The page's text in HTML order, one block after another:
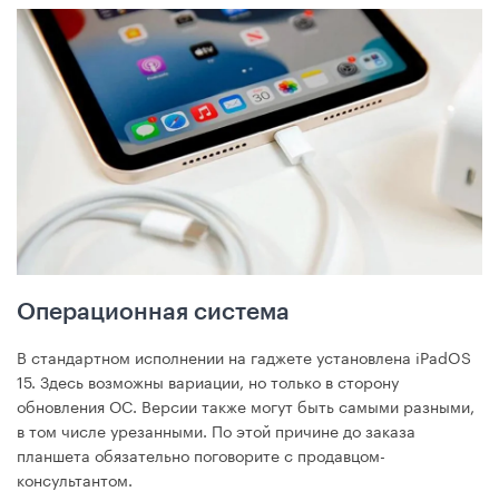
Операционная система
В стандартном исполнении на гаджете установлена iPadOS
15. Здесь возможны вариации, но только в сторону
обновления ОС. Версии также могут быть самыми разными,
в том числе урезанными. По этой причине до заказа
планшета обязательно поговорите с продавцом-
консультантом.